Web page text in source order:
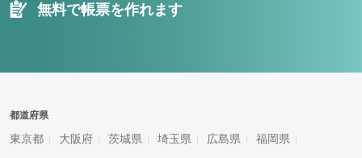
無料で帳票を作れます
都道府県
東京都 大阪府 茨城県 埼玉県 広島県 福岡県